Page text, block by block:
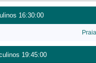
16:30:00
19:45:00